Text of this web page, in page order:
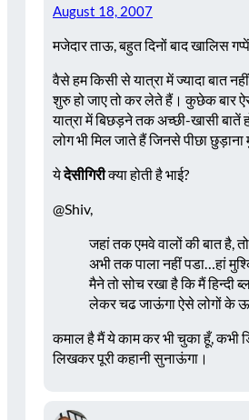
August 18, 2007
मजेदार ताऊ, बहुत दिनों बाद खालिस
वैसे हम किसी से यात्रा में ज्यादा बात
शुरु हो जाए तो कर लेते हैं। कुछेक बार
यात्रा में बिछड़ने तक अच्छी-खासी बातें
लोग भी मिल जाते हैं जिनसे पीछा छुड़ाना
येदेसीगिरीक्या होती है भाई?
@Shiv,
जहां तक एमवे वालों की बात है,
अभी तक पाला नहीं पडा…हां
मैने तो सोच रखा है कि मैं हिन्दी
लेकर चढ जाऊंगा ऐसे लोगों के
कमाल है मैं ये काम कर भी चुका हूँ, कभी
लिखकर पूरी कहानी सुनाऊंगा।